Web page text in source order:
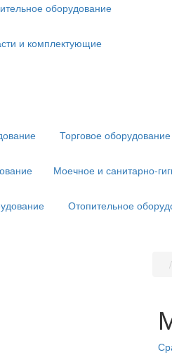
оборудование
и комплектующие
Торговое оборудование
Моечное и санитарно-
Отопительное